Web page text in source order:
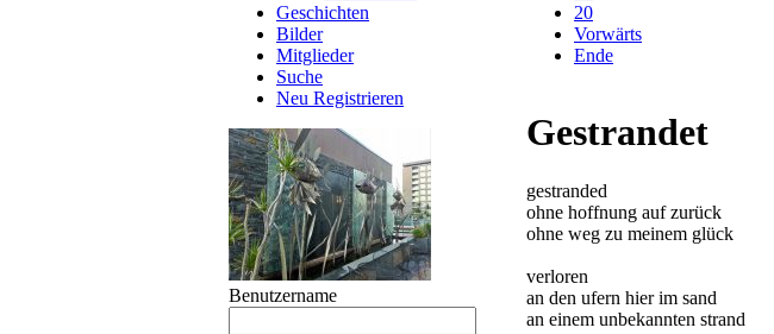
20
Vorwärts
Ende
Gestrandet
gestranded
ohne hoffnung auf zurück
ohne weg zu meinem glück
verloren
an den ufern hier im sand
an einem unbekannten strand
Geschichten
Bilder
Mitglieder
Suche
Neu Registrieren
Benutzername